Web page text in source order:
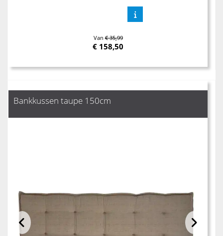
Van€ 35,99
€ 158,50
Bankkussen taupe 150cm